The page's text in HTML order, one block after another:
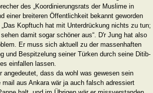
des „Koordinierungsrats der Muslime in
einer breiteren Öffentlichkeit bekannt geworden
Kopftuch hat mit Unterdrückung nichts zu tun;
damit sogar schöner aus“. D'r Jung hat also
Er muss sich aktuell zu der massenhaften
und Bespitzelung seiner Türken durch seine Ditib-
einfallen lassen.
angedeutet, dass da wohl was gewesen sein
mail aus Ankara wär ja auch falsch adressiert